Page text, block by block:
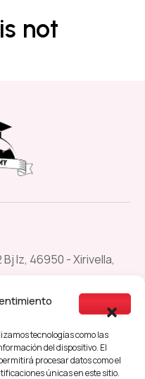
tecnologías como las
del dispositivo. El
procesar datos como el
únicas en este sitio.
not
Iz, 46950 - Xirivella,